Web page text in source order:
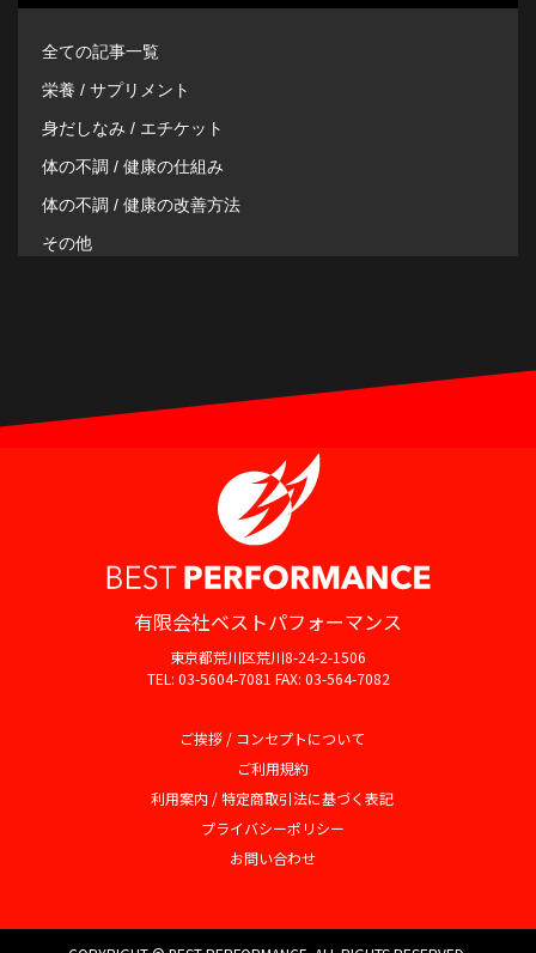
全ての記事一覧
栄養 / サプリメント
身だしなみ / エチケット
体の不調 / 健康の仕組み
体の不調 / 健康の改善方法
その他
有限会社ベストパフォーマンス
東京都荒川区荒川8-24-2-1506
TEL: 03-5604-7081 FAX: 03-564-7082
ご挨拶 / コンセプトについて
ご利用規約
利用案内 / 特定商取引法に基づく表記
プライバシーポリシー
お問い合わせ